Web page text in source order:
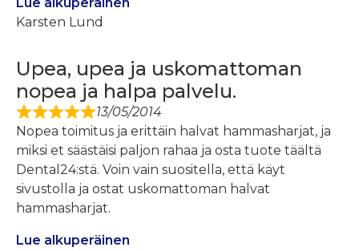
Karsten Lund
Upea, upea ja uskomattoman
nopea ja halpa palvelu.
13/05/2014
Nopea toimitus ja erittäin halvat hammasharjat, ja
miksi et säästäisi paljon rahaa ja osta tuote täältä
Dental24:stä. Voin vain suositella, että käyt
sivustolla ja ostat uskomattoman halvat
hammasharjat.
Lue alkuperäinen